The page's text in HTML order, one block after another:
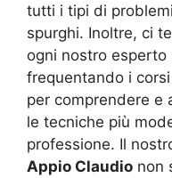
tutti i tipi di
spurghi. Inoltre, ci
ogni nostro
frequentando i
per comprendere e
le tecniche più
professione. Il
Appio Claudio non